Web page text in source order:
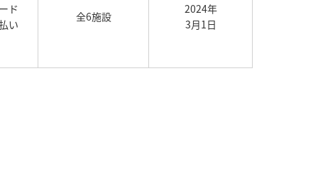
ド
い
全6施設
2024年
3月1日